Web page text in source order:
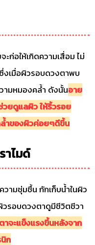
ก่อให้เกิดความเสื่อม ไม่
งเมื่อผิวรอบดวงตาพบ
ามหมองคล้ำ ดังนั้นอาย
วยดูแลผิว ให้ริ้วรอย
ำของผิวค่อยๆดีขึ้น
าไมด์
ามชุ่มชื้น กักเก็บน้ำในผิว
วรอบดวงตาดูมีชีวิตชีวา
จะแข็งแรงขึ้นหลังจาก
ก